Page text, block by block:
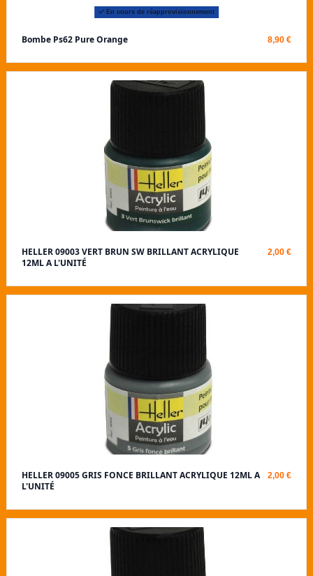
En cours de réapprovisionnement
Bombe Ps62 Pure Orange 8,90 €
HELLER 09003 VERT BRUN SW BRILLANT ACRYLIQUE
12ML A L'UNITÉ
2,00 €
HELLER 09005 GRIS FONCE BRILLANT ACRYLIQUE 12ML A
L'UNITÉ
2,00 €